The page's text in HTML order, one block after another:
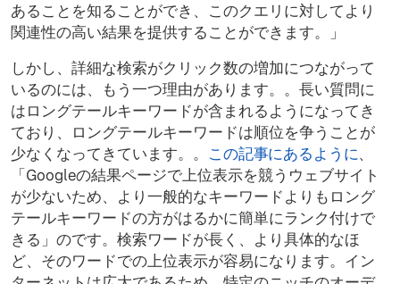
あることを知ることができ、このクエリに対してより
関連性の高い結果を提供することができます。」
しかし、詳細な検索がクリック数の増加につながって
いるのには、もう一つ理由があります。。長い質問に
はロングテールキーワードが含まれるようになってき
ており、ロングテールキーワードは順位を争うことが
少なくなってきています。。 この記事にあるように、
「Googleの結果ページで上位表示を競うウェブサイト
が少ないため、より一般的なキーワードよりもロング
テールキーワードの方がはるかに簡単にランク付けで
きる」のです。検索ワードが長く、より具体的なほ
ど、そのワードでの上位表示が容易になります。イン